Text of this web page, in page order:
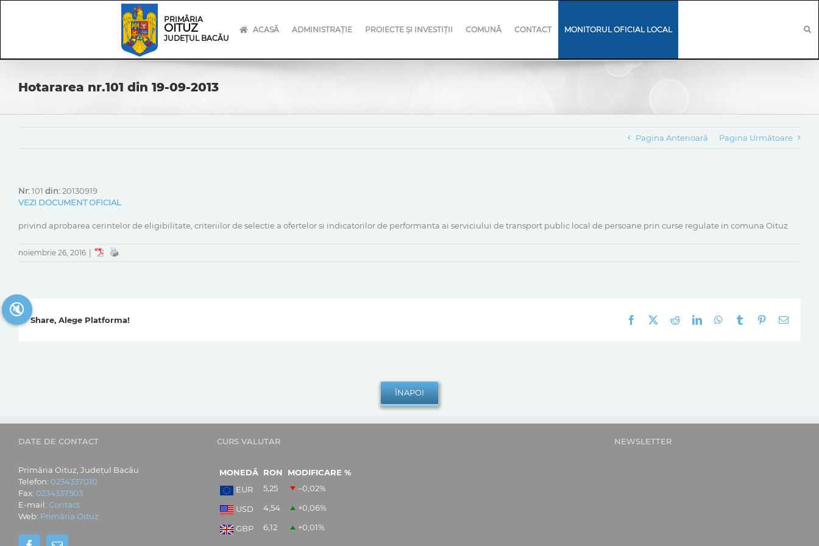
PRIMĂRIA
OITUZ
JUDEȚUL BACĂU
ACASĂ ADMINISTRAȚIE PROIECTE ȘI INVESTIȚII COMUNĂ CONTACT MONITORUL OFICIAL LOCAL
Hotararea nr.101 din 19-09-2013
Pagina Anterioară Pagina Următoare
Nr:101 din:20130919
VEZI DOCUMENT OFICIAL
privind aprobarea cerintelor de eligibilitate, criteriilor de selectie a ofertelor si indicatorilor de performanta ai serviciului de transport public local de persoane prin curse regulate in comuna Oituz
noiembrie 26, 2016
Share, Alege Platforma! Facebook RedditLinkedInWhatsApp
Tumblr Pinterest
E-
DATE DE CONTACT
Primăria Oituz, Județul Bacău
Telefon: 0234337010
Fax: 0234337503
E-mail: Contact
Web: Primăria Oituz
CURS VALUTAR
MONEDĂ RON
MODIFICARE %
EUR
5,25 –0,02%
USD 4,54 +0,06%
GBP 6,12 +0,01%
NEWSLETTER
🔇